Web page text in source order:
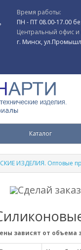
Время работы:
ПН - ПТ 08.00-17.00
Центральный офис и
г. Минск,
Каталог
ИЗДЕЛИЯ. Оптовые
Сделай
зависят от объема